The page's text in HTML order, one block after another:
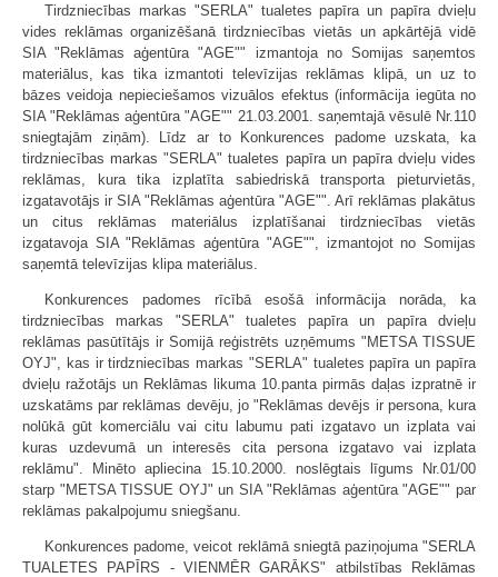
Tirdzniecības markas "SERLA" tualetes papīra un papīra dvieļu
vides reklāmas organizēšanā tirdzniecības vietās un apkārtējā vidē
SIA "Reklāmas aģentūra "AGE"" izmantoja no Somijas saņemtos
materiālus, kas tika izmantoti televīzijas reklāmas klipā, un uz to
bāzes veidoja nepieciešamos vizuālos efektus (informācija iegūta no
SIA "Reklāmas aģentūra "AGE"" 21.03.2001. saņemtajā vēsulē Nr.110
sniegtajām ziņām). Līdz ar to Konkurences padome uzskata, ka
tirdzniecības markas "SERLA" tualetes papīra un papīra dvieļu vides
reklāmas, kura tika izplatīta sabiedriskā transporta pieturvietās,
izgatavotājs ir SIA "Reklāmas aģentūra "AGE"". Arī reklāmas plakātus
un citus reklāmas materiālus izplatīšanai tirdzniecības vietās
izgatavoja SIA "Reklāmas aģentūra "AGE"", izmantojot no Somijas
saņemtā televīzijas klipa materiālus.
Konkurences padomes rīcībā esošā informācija norāda, ka
tirdzniecības markas "SERLA" tualetes papīra un papīra dvieļu
reklāmas pasūtītājs ir Somijā reģistrēts uzņēmums "METSA TISSUE
OYJ", kas ir tirdzniecības markas "SERLA" tualetes papīra un papīra
dvieļu ražotājs un Reklāmas likuma 10.panta pirmās daļas izpratnē ir
uzskatāms par reklāmas devēju, jo "Reklāmas devējs ir persona, kura
nolūkā gūt komerciālu vai citu labumu pati izgatavo un izplata vai
kuras uzdevumā un interesēs cita persona izgatavo vai izplata
reklāmu". Minēto apliecina 15.10.2000. noslēgtais līgums Nr.01/00
starp "METSA TISSUE OYJ" un SIA "Reklāmas aģentūra "AGE"" par
reklāmas pakalpojumu sniegšanu.
Konkurences padome, veicot reklāmā sniegtā paziņojuma "SERLA
TUALETES PAPĪRS - VIENMĒR GARĀKS" atbilstības Reklāmas